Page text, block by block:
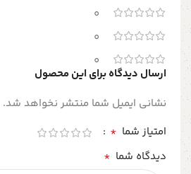
0
0
0
ارسال دیدگاه برای این محصول
نشانی ایمیل شما منتشر نخواهد شد.
امتیاز شما *
دیدگاه شما *